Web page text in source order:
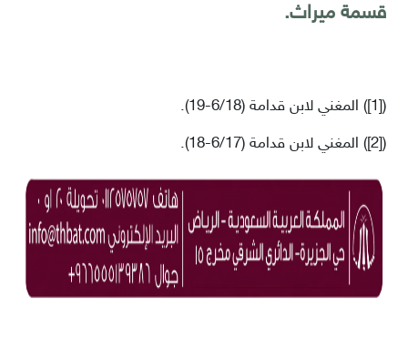
قسمة ميراث.
([1]) المغني لابن قدامة (6/18-19).
([2]) المغني لابن قدامة (6/17-18).